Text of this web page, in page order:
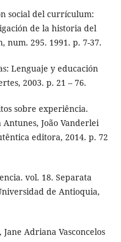
social del currículum:
de la historia del
num. 295. 1991. p. 7-37.
Lenguaje y educación
2003. p. 21 – 76.
sobre experiência.
João Vanderlei
editora, 2014. p. 72
vol. 18. Separata
de Antioquia,
Jane Adriana Vasconcelos